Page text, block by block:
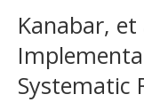
Kanabar,
Systematic